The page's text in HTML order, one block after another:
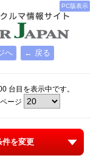
PC版表示
へ ← 戻る
台目を表示中です。
ージ
件を変更